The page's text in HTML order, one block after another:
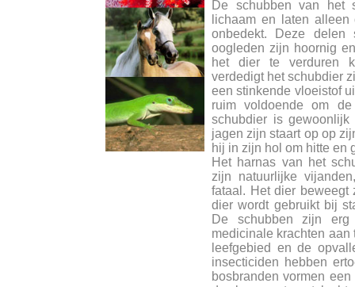
De schubben van het
lichaam en laten
onbedekt. Deze
oogleden zijn hoornig
het dier te verduren
verdedigt het schubdier
een stinkende vloeistof
ruim voldoende om
schubdier is
jagen zijn staart op op
hij in zijn hol om hitte en
Het harnas van het
zijn natuurlijke
fataal. Het dier beweegt
dier wordt gebruikt bij
De schubben zijn
medicinale krachten aan
leefgebied en de
insecticiden hebben
bosbranden vormen